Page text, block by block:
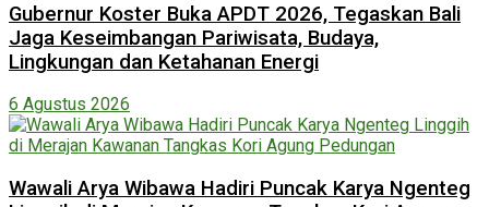
Gubernur Koster Buka APDT 2026, Tegaskan Bali
Jaga Keseimbangan Pariwisata, Budaya,
Lingkungan dan Ketahanan Energi
6 Agustus 2026
Wawali Arya Wibawa Hadiri Puncak Karya Ngenteg